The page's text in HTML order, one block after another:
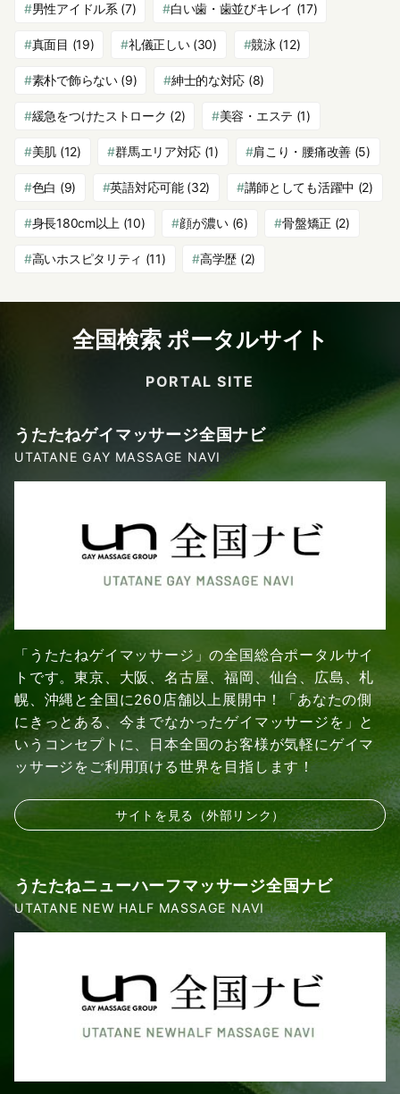
男性アイドル系 (7) 白い歯・歯並びキレイ (17)
真面目 (19) 礼儀正しい(30) 競泳 (12)
素朴で飾らない(9) 紳士的な対応 (8)
緩急をつけたストローク (2) 美容・エステ (1)
美肌 (12) 群馬エリア対応 (1) 肩こり・腰痛改善(5)
色白 (9) 英語対応可能(32) 講師としても活躍中 (2)
身長180cm以上 (10) 顔が濃い(6) 骨盤矯正 (2)
高いホスピタリティ (11) 高学歴 (2)
全国検索 ポータルサイト
PORTAL SITE
うたたねゲイマッサージ全国ナビ
UTATANE GAY MASSAGE NAVI
「うたたねゲイマッサージ」の全国総合ポータルサイ
トです。東京、大阪、名古屋、福岡、仙台、広島、札
幌、沖縄と全国に260店舗以上展開中！「あなたの側
にきっとある、今までなかったゲイマッサージを」と
いうコンセプトに、日本全国のお客様が気軽にゲイマ
ッサージをご利用頂ける世界を目指します！
サイトを見る（外部リンク）
うたたねニューハーフマッサージ全国ナビ
UTATANE NEW HALF MASSAGE NAVI